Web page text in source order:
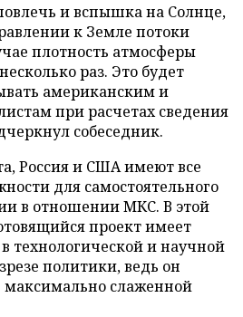
и вспышка на Солнце,
к Земле потоки
плотность атмосферы
раз. Это будет
американским и
при расчетах сведения
собеседник.
Россия и США имеют все
для самостоятельного
в отношении МКС. В этой
проект имеет
технологической и научной
политики, ведь он
максимально слаженной